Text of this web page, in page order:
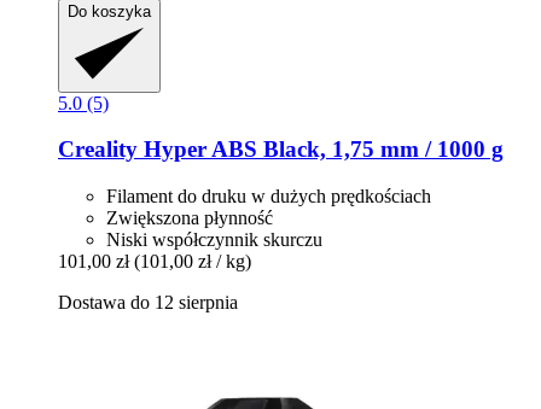
Do koszyka
5.0 (5)
Creality Hyper ABS Black, 1,75 mm / 1000 g
Filament do druku w dużych prędkościach
Zwiększona płynność
Niski współczynnik skurczu
101,00 zł (101,00 zł / kg)
Dostawa do 12 sierpnia